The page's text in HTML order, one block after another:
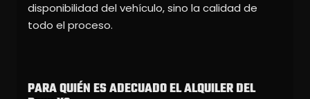
disponibilidad del vehículo, sino la calidad de
todo el proceso.
PARA QUIÉN ES ADECUADO EL ALQUILER DEL